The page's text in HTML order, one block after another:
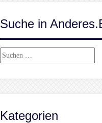
Suche in
Suchen
Kategorien